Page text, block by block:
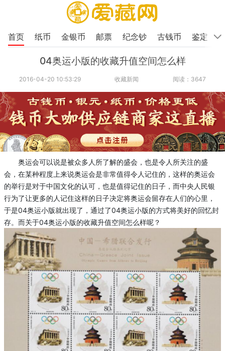
首页 纸币 金银币 邮票 纪念钞 古钱币 鉴定
04奥运小版的收藏升值空间怎么样
2016-04-20 10:53:29 收藏新闻 阅读：3647
奥运会可以说是被众多人所了解的盛会，也是令人所关注的盛
会，在某种程度上来说奥运会是非常值得令人记住的，这样的奥运会
的举行是对于中国文化的认可，也是值得记住的日子，而中央人民银
行为了让更多的人记住这样的日子决定将奥运会留存在人们的心里，
于是04奥运小版就出现了，通过了04奥运小版的方式将美好的回忆封
存。而关于04奥运小版的收藏升值空间怎么样呢？